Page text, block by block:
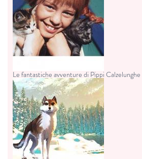
Le fantastiche avventure di Pippi Calzelunghe